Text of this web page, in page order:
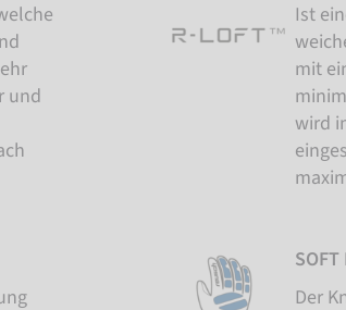
und
Ist
mit
wird
SOFT
Der